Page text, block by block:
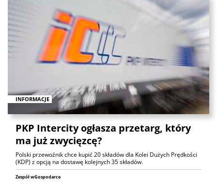
INFORMACJE
PKP Intercity ogłasza przetarg, który
ma już zwycięzcę?
Polski przewoźnik chce kupić 20 składów dla Kolei Dużych Prędkości
(KDP) z opcją na dostawę kolejnych 35 składów.
Zespół wGospodarce